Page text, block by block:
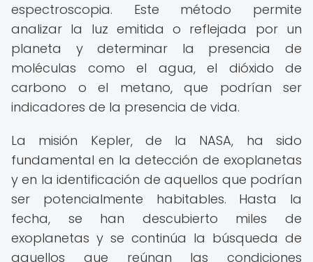
espectroscopia. Este método permite
analizar la luz emitida o reflejada por un
planeta y determinar la presencia de
moléculas como el agua, el dióxido de
carbono o el metano, que podrían ser
indicadores de la presencia de vida.
La misión Kepler, de la NASA, ha sido
fundamental en la detección de exoplanetas
y en la identificación de aquellos que podrían
ser potencialmente habitables. Hasta la
fecha, se han descubierto miles de
exoplanetas y se continúa la búsqueda de
aquellos que reúnan las condiciones